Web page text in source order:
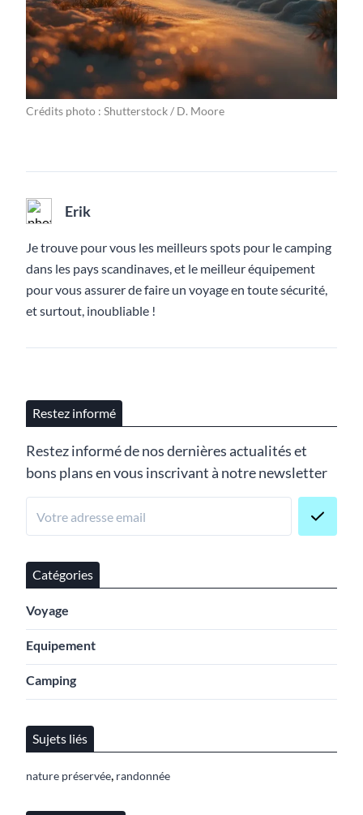
Crédits photo : Shutterstock / D. Moore
Erik
Je trouve pour vous les meilleurs spots pour le camping
dans les pays scandinaves, et le meilleur équipement
pour vous assurer de faire un voyage en toute sécurité,
et surtout, inoubliable !
Restez informé
Restez informé de nos dernières actualités et
bons plans en vous inscrivant à notre newsletter
Catégories
Voyage
Equipement
Camping
Sujets liés
nature préservée, randonnée